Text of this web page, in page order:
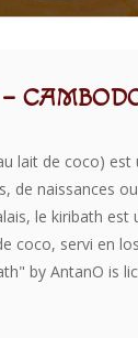
lait de coco) est
de naissances
le kiribath est
coco, servi en
by AntanO is